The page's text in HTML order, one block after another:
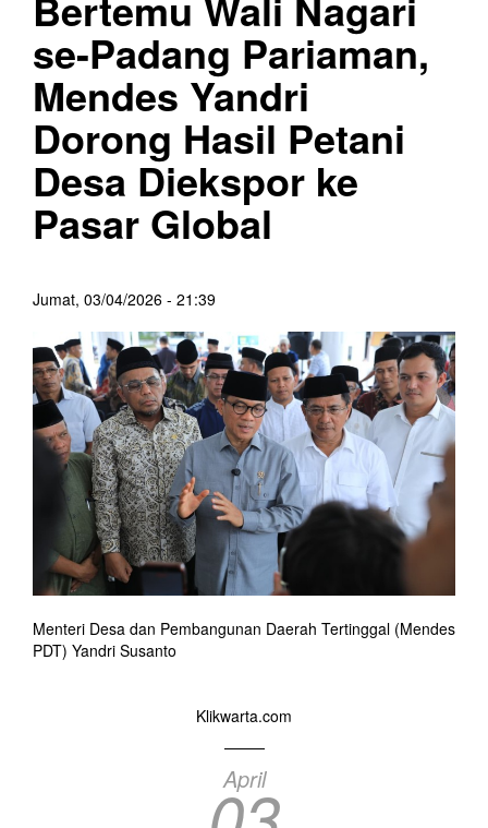
se-Padang Pariaman,
Mendes Yandri
Dorong Hasil Petani
Desa Diekspor ke
Pasar Global
Jumat, 03/04/2026 - 21:39
Menteri Desa dan Pembangunan Daerah Tertinggal (Mendes
PDT) Yandri Susanto
Klikwarta.com
April